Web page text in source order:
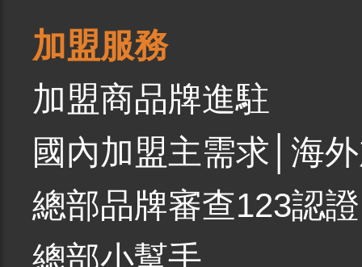
加盟服務
加盟商品牌進駐
國內加盟主需求 海
總部品牌審查123認證
總部小幫手